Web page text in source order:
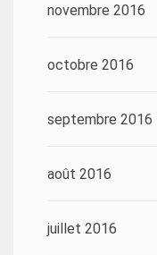
novembre 2016
octobre 2016
septembre 2016
août 2016
juillet 2016